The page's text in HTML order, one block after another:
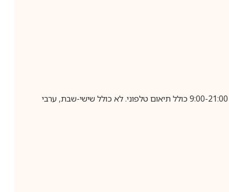
בביצוע הזמנה עד השעה 10:00 בימים א-ה, קבלת המשלוח תבוצע עד חמישה ימי עסקים מיום שלאחר ביצוע ההזמנה, בין השעות 9:00-21:00 כולל תיאום טלפוני. לא כולל שישי-שבת, ערבי